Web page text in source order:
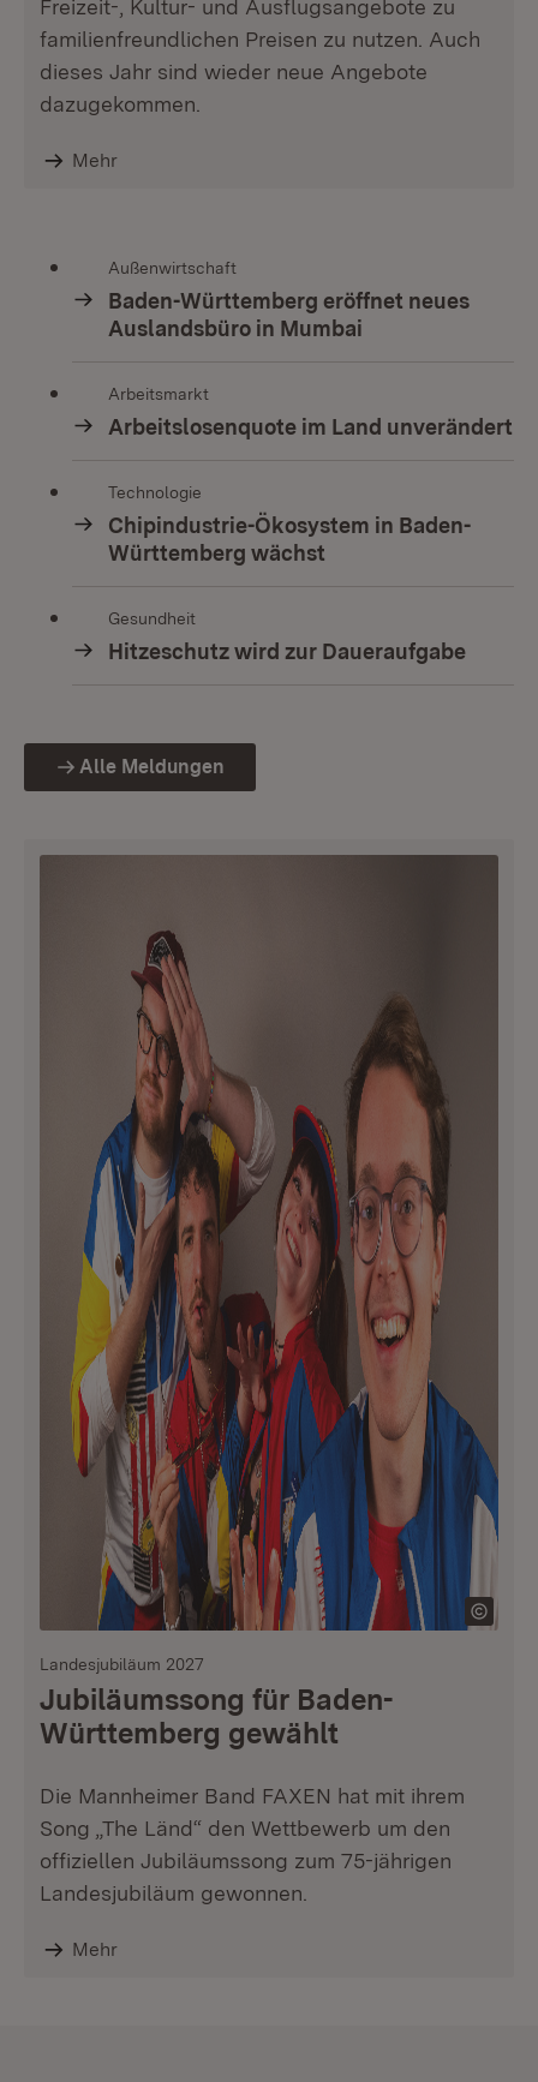
Freizeit-, Kultur- und Ausflugsangebote zu
familienfreundlichen Preisen zu nutzen. Auch
dieses Jahr sind wieder neue Angebote
dazugekommen.
Mehr
Außenwirtschaft
Baden-Württemberg eröffnet neues
Auslandsbüro in Mumbai
Arbeitsmarkt
Arbeitslosenquote im Land unverändert
Technologie
Chipindustrie-Ökosystem in Baden-
Württemberg wächst
Gesundheit
Hitzeschutz wird zur Daueraufgabe
Alle Meldungen
Landesjubiläum 2027
Jubiläumssong für Baden-
Württemberg gewählt
Die Mannheimer Band FAXEN hat mit ihrem
Song „The Länd“ den Wettbewerb um den
offiziellen Jubiläumssong zum 75-jährigen
Landesjubiläum gewonnen.
Mehr